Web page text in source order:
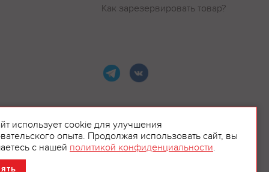
Как зарезервировать товар?
использует cookie для улучшения
опыта. Продолжая использовать сайт, вы
с нашей политикой конфиденциальности.